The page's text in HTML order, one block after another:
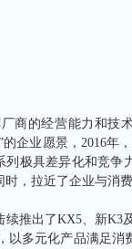
商的经营能力和技
企业愿景，2016年
极具差异化和竞争
，拉近了企业与消
续推出了KX5、新K3
以多元化产品满足消